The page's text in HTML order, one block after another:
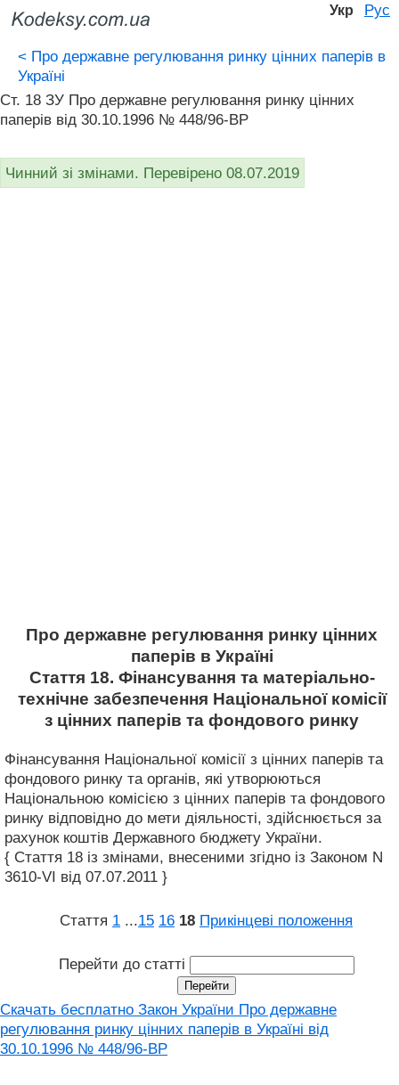
Укр Рус
< Про державне регулювання ринку цінних паперів в
Україні
Ст. 18 ЗУ Про державне регулювання ринку цінних
паперів від 30.10.1996 № 448/96-ВР
Чинний зі змінами. Перевірено 08.07.2019
Про державне регулювання ринку цінних
паперів в Україні
Стаття 18. Фінансування та матеріально-
технічне забезпечення Національної комісії
з цінних паперів та фондового ринку
Фінансування Національної комісії з цінних паперів та
фондового ринку та органів, які утворюються
Національною комісією з цінних паперів та фондового
ринку відповідно до мети діяльності, здійснюється за
рахунок коштів Державного бюджету України.
{ Стаття 18 із змінами, внесеними згідно із Законом N
3610-VI від 07.07.2011 }
Стаття 1 ...15 16 18 Прикінцеві положення
Перейти до статті
Скачать бесплатно Закон України Про державне
регулювання ринку цінних паперів в Україні від
30.10.1996 № 448/96-ВР